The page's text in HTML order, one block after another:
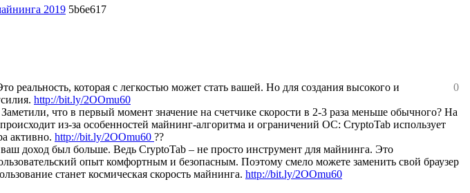
2019 5b6e617
0
которая с легкостью может стать вашей. Но для создания высокого и
http://bit.ly/2OOmu60
что в первый момент значение на счетчике скорости в 2-3 раза меньше обычного? На
из-за особенностей майнинг-алгоритма и ограничений ОС: CryptoTab использует
активно. http://bit.ly/2OOmu60 ??
доход был больше. Ведь CryptoTab – не просто инструмент для майнинга. Это
опыт комфортным и безопасным. Поэтому смело можете заменить свой браузер
станет космическая скорость майнинга. http://bit.ly/2OOmu60